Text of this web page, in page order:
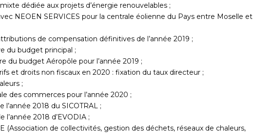
dédiée aux projets d’énergie renouvelables ;
NEOEN SERVICES pour la centrale éolienne du Pays entre Moselle et
de compensation définitives de l’année 2019 ;
du budget principal ;
du budget Aéropôle pour l’année 2019 ;
et droits non fiscaux en 2020 : fixation du taux directeur ;
;
des commerces pour l’année 2020 ;
l’année 2018 du SICOTRAL ;
l’année 2018 d’EVODIA ;
(Association de collectivités, gestion des déchets, réseaux de chaleurs,